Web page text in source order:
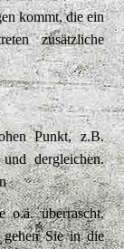
kommt, die ein
zusätzliche
Punkt, z.B.
dergleichen.
o.ä. überrascht,
Sie in die